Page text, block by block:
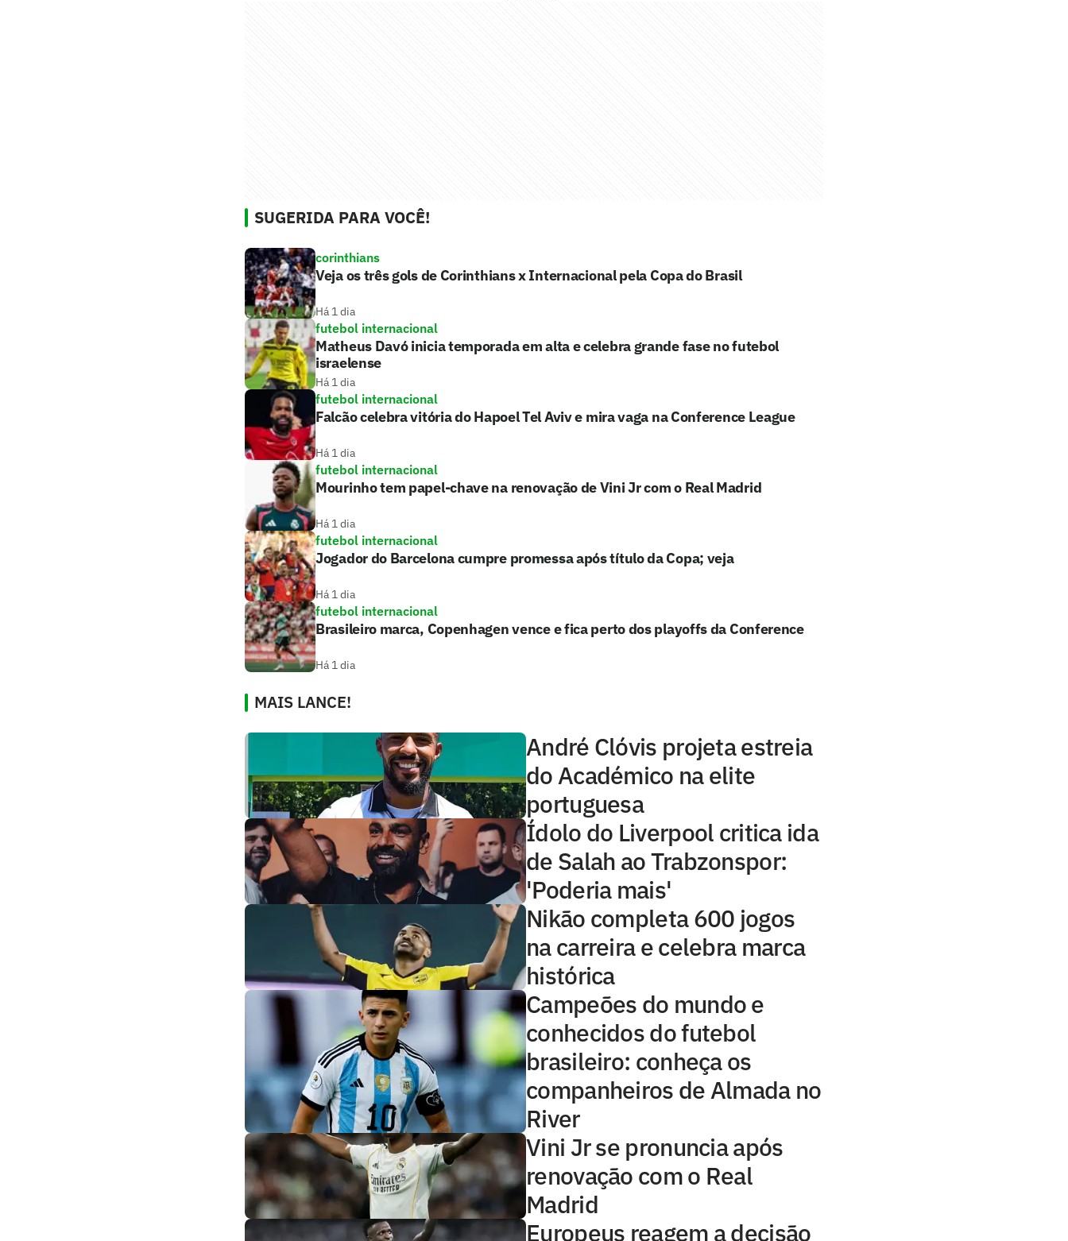
SUGERIDA PARA VOCÊ!
corinthians
Veja os três gols de Corinthians x Internacional pela Copa do Brasil
Há 1 dia
futebol internacional
Matheus Davó inicia temporada em alta e celebra grande fase no futebol
israelense
Há 1 dia
futebol internacional
Falcão celebra vitória do Hapoel Tel Aviv e mira vaga na Conference League
Há 1 dia
futebol internacional
Mourinho tem papel-chave na renovação de Vini Jr com o Real Madrid
Há 1 dia
futebol internacional
Jogador do Barcelona cumpre promessa após título da Copa; veja
Há 1 dia
futebol internacional
Brasileiro marca, Copenhagen vence e fica perto dos playoffs da Conference
Há 1 dia
MAIS LANCE!
André Clóvis projeta estreia
do Académico na elite
portuguesa
Ídolo do Liverpool critica ida
de Salah ao Trabzonspor:
'Poderia mais'
Nikão completa 600 jogos
na carreira e celebra marca
histórica
Campeões do mundo e
conhecidos do futebol
brasileiro: conheça os
companheiros de Almada no
River
Vini Jr se pronuncia após
renovação com o Real
Madrid
Europeus reagem a decisão